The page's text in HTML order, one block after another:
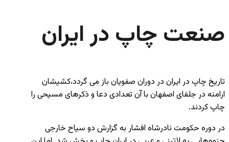
صنعت چاپ در ایران
تاریخ چاپ در ایران در دوران صفویان باز می گردد،کشیشان
ارامنه در جلفای اصفهان با آن تعدادی دعا و ذکرهای مسیحی را
چاپ کردند.
در دوره حکومت نادرشاه افشار به گزارش دو سیاح خارجی